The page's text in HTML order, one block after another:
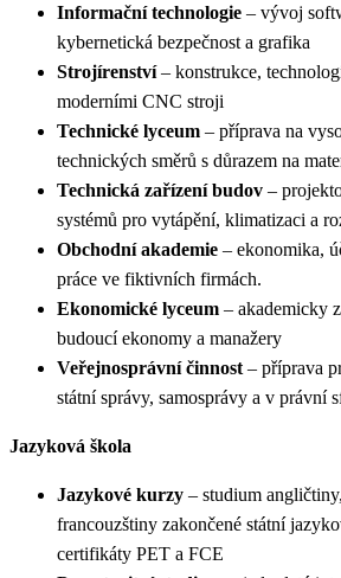
Informační technologie – vývoj
kybernetická bezpečnost a grafika
Strojírenství– konstrukce,
moderními CNC stroji
Technické lyceum – příprava na
technických směrů s důrazem na
Technická zařízení budov –
systémů pro vytápění, klimatizaci a
Obchodní akademie – ekonomika,
práce ve fiktivních firmách.
Ekonomické lyceum – akademicky
budoucí ekonomy a manažery
Veřejnosprávní činnost – příprava
státní správy, samosprávy a v právní
Jazyková škola
Jazykové kurzy – studium
francouzštiny zakončené státní
certifikáty PET a FCE